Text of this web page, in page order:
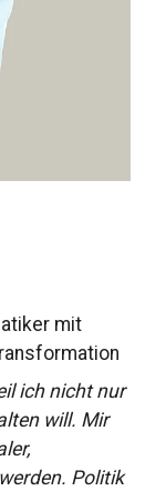
mit
ich nicht nur
will. Mir
Politik